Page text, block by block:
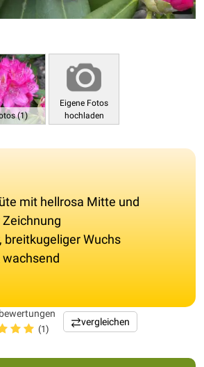
(1)
Eigene Fotos
hochladen
mit hellrosa Mitte und
breitkugeliger Wuchs
(1)
vergleichen